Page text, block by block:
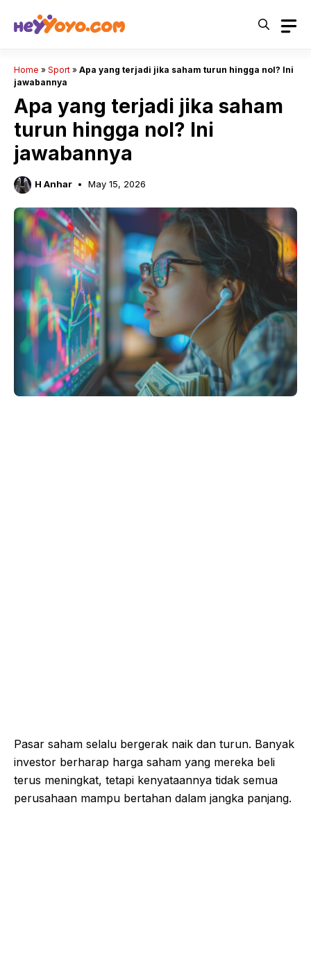
Home » Sport » Apa yang terjadi jika saham turun hingga nol? Ini
jawabannya
Apa yang terjadi jika saham
turun hingga nol? Ini
jawabannya
H Anhar May 15, 2026
Pasar saham selalu bergerak naik dan turun. Banyak
investor berharap harga saham yang mereka beli
terus meningkat, tetapi kenyataannya tidak semua
perusahaan mampu bertahan dalam jangka panjang.